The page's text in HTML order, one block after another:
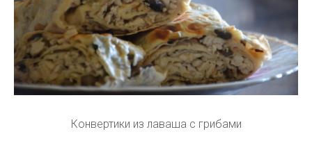
Конвертики из лаваша с грибами